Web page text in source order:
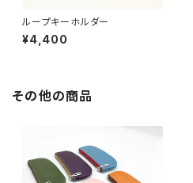
ループキーホルダー
¥4,400
その他の商品